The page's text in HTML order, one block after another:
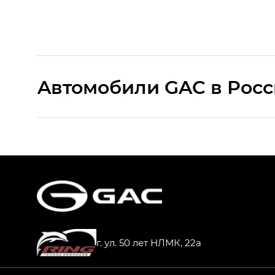
Aвтомобили GAC в
HYPTEC HT — Хайптек Эйч Ти (HYPTEC
AION V — Айон Ви в комплектациях Экс
GS8 — Джи Эс 8 (GS8) в комплектациях
GL
г. ул. 50 лет НЛМК, 22а